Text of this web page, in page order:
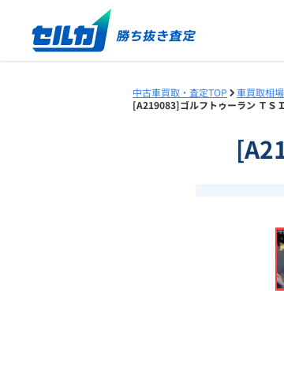
中古車買取・査定TOP 車買取相
[A219083]ゴルフトゥーラン ＴＳ